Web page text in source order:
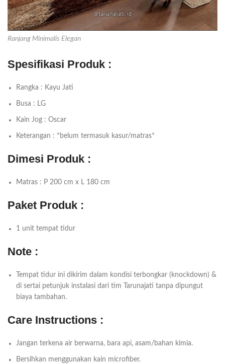
Ranjang Minimalis Elegan
Spesifikasi Produk :
Rangka : Kayu Jati
Busa : LG
Kain Jog : Oscar
Keterangan : *belum termasuk kasur/matras*
Dimesi Produk :
Matras : P 200 cm x L 180 cm
Paket Produk :
1 unit tempat tidur
Note :
Tempat tidur ini dikirim dalam kondisi terbongkar (knockdown) &
di sertai petunjuk instalasi dari tim Tarunajati tanpa dipungut
biaya tambahan.
Care Instructions :
Jangan terkena air berwarna, bara api, asam/bahan kimia.
Bersihkan menggunakan kain microfiber.